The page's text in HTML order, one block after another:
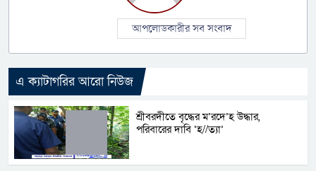
আপলোডকারীর সব সংবাদ
এ ক্যাটাগরির আরো নিউজ
শ্রীবরদীতে বৃদ্ধের ম’রদে’হ উদ্ধার,
পরিবারের দাবি ‘হ//ত্যা’